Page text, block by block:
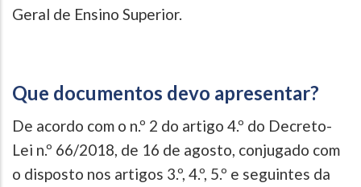
Geral de Ensino Superior.
Que documentos devo apresentar?
De acordo com o n.º 2 do artigo 4.º do Decreto-
Lei n.º 66/2018, de 16 de agosto, conjugado com
o disposto nos artigos 3.º, 4.º, 5.º e seguintes da